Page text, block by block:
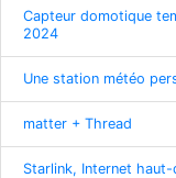
Capteur domotique
2024
Une station météo
matter + Thread
Starlink, Internet